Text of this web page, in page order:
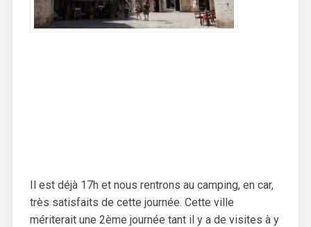
Il est déjà 17h et nous rentrons au camping, en car,
très satisfaits de cette journée. Cette ville
mériterait une 2ème journée tant il y a de visites à y